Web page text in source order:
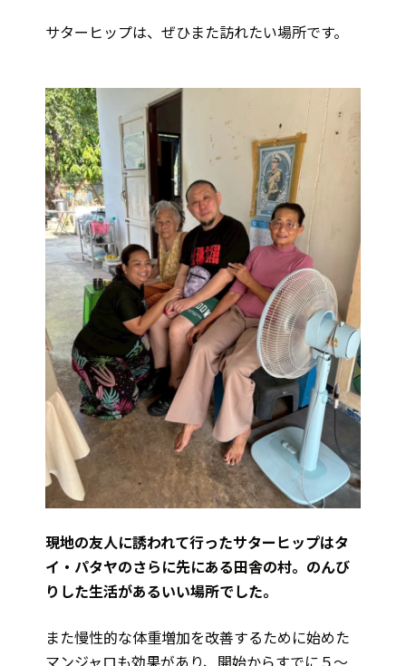
サターヒップは、ぜひまた訪れたい場所です。
現地の友人に誘われて行ったサターヒップはタ
イ・パタヤのさらに先にある田舎の村。のんび
りした生活があるいい場所でした。
また慢性的な体重増加を改善するために始めた
マンジャロも効果があり、開始からすでに５～